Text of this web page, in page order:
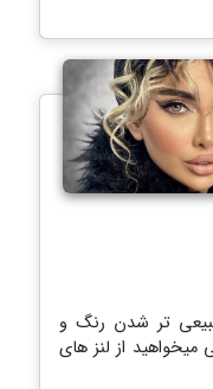
تر شدن رنگ و
از لنز های